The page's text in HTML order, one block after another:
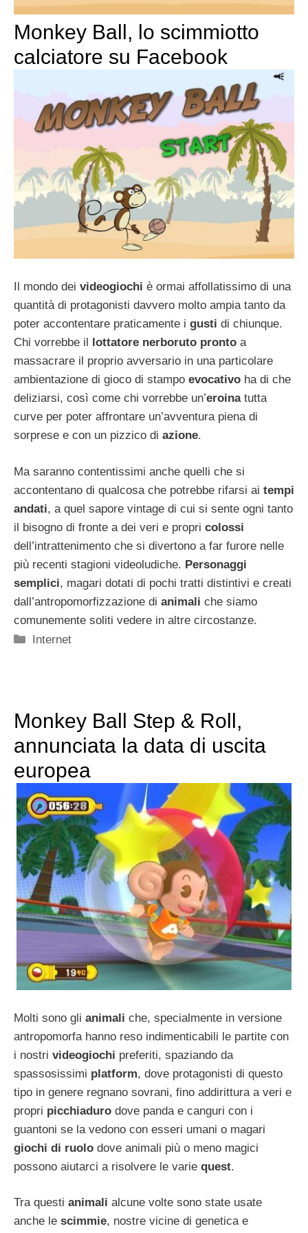
Monkey Ball, lo scimmiotto
calciatore su Facebook
Il mondo dei videogiochi è ormai affollatissimo di una
quantità di protagonisti davvero molto ampia tanto da
poter accontentare praticamente i gusti di chiunque.
Chi vorrebbe il
lottatore nerboruto pronto a
massacrare il proprio avversario in una particolare
ambientazione di gioco di stampo evocativo ha di che
deliziarsi, così come chi vorrebbe un’eroina tutta
curve per poter affrontare un’avventura piena di
sorprese e con un pizzico di azione.
Ma saranno contentissimi anche quelli che si
accontentano di qualcosa che potrebbe rifarsi ai tempi
andati, a quel sapore vintage di cui si sente ogni tanto
il bisogno di fronte a dei veri e propri colossi
dell’intrattenimento che si divertono a far furore nelle
più recenti stagioni videoludiche. Personaggi
semplici, magari dotati di pochi tratti distintivi e creati
dall’antropomorfizzazione di animali che siamo
comunemente soliti vedere in altre circostanze.
Categorie
Internet
Monkey Ball Step & Roll,
annunciata la data di uscita
europea
Molti sono gli animali che, specialmente in versione
antropomorfa hanno reso indimenticabili le partite con
i nostri videogiochi preferiti, spaziando da
spassosissimi platform, dove protagonisti di questo
tipo in genere regnano sovrani, fino addirittura a veri e
propri picchiaduro dove panda e canguri con i
guantoni se la vedono con esseri umani o magari
giochi di ruolo dove animali più o meno magici
possono aiutarci a risolvere le varie quest.
Tra questi animali alcune volte sono state usate
anche le scimmie, nostre vicine di genetica e